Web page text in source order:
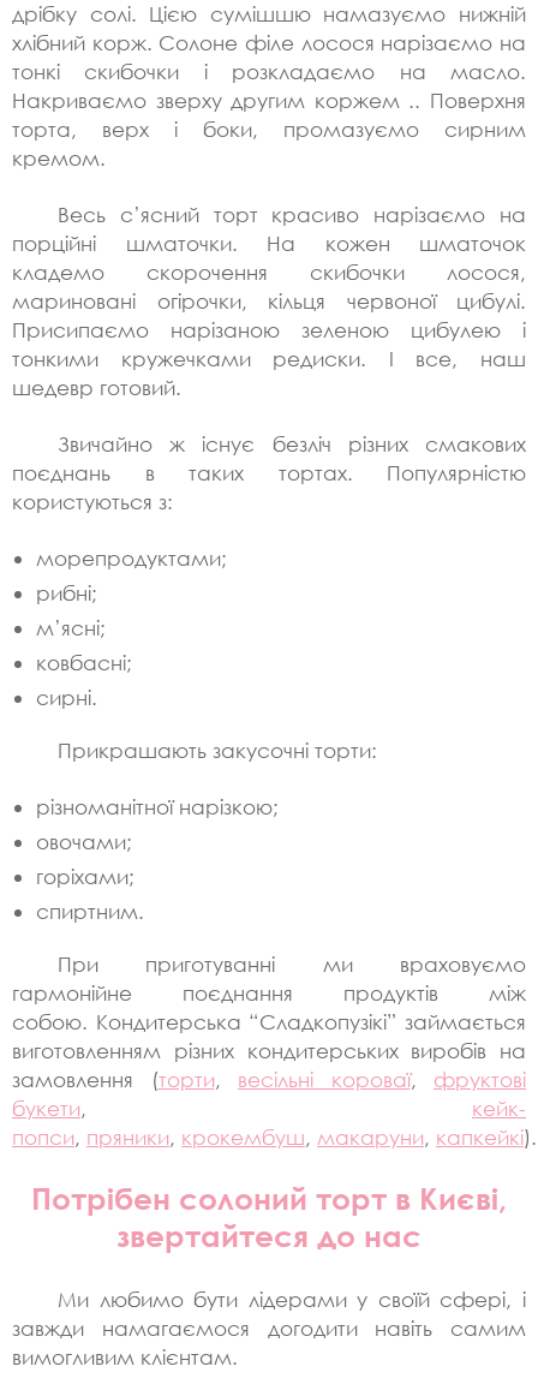
дрібку солі. Цією сумішшю намазуємо нижній
хлібний корж. Солоне філе лосося нарізаємо на
тонкі скибочки і розкладаємо на масло.
Накриваємо зверху другим коржем .. Поверхня
торта, верх і боки, промазуємо сирним
кремом.
Весь с’ясний торт красиво нарізаємо на
порційні шматочки. На кожен шматочок
кладемо скорочення скибочки лосося,
мариновані огірочки, кільця червоної цибулі.
Присипаємо нарізаною зеленою цибулею і
тонкими кружечками редиски. І все, наш
шедевр готовий.
Звичайно ж існує безліч різних смакових
поєднань в таких тортах. Популярністю
користуються з:
морепродуктами;
рибні;
м’ясні;
ковбасні;
сирні.
Прикрашають закусочні торти:
різноманітної нарізкою;
овочами;
горіхами;
спиртним.
При приготуванні ми враховуємо
гармонійне поєднання продуктів між
собою. Кондитерська “Сладкопузікі” займається
виготовленням різних кондитерських виробів на
замовлення (торти, весільні короваї, фруктові
букети, кейк-
попси, пряники, крокембуш, макаруни, капкейкі).
Потрібен солоний торт в Києві,
звертайтеся до нас
Ми любимо бути лідерами у своїй сфері, і
завжди намагаємося догодити навіть самим
вимогливим клієнтам.